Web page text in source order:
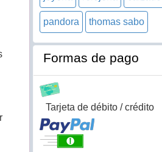
pandora thomas sabo
Formas de pago
Tarjeta de débito / crédito